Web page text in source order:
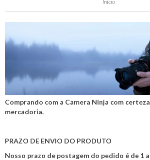
Início
Comprando com a Camera Ninja com
mercadoria.
PRAZO DE ENVIO DO PRODUTO
Nosso prazo de postagem do pedido é de 1